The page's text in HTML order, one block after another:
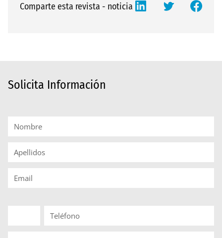
Comparte esta revista - noticia
Solicita Información